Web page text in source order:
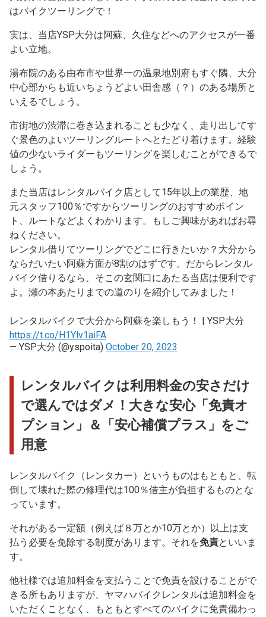
はバイクツーリングで！
実は、当店YSP大分は阿蘇、久住などへのアクセスが一番
よい立地。
湯布院のある由布市や世界一の温泉地別府もすぐ隣、大分
中心部からも近いちょうどよい田舎感（？）のある場所と
いえるでしょう。
市街地の渋滞に巻き込まれることも少なく、走り出してす
ぐ景色のよいツーリングルートへとたどり着けます。経験
値の少ないライダーもツーリングを楽しむことができるで
しょう。
また当店はレンタルバイク店として15年以上の業歴、地
元スタッフ100％ですからツーリングのおすすめポイン
ト、ルートなどよくわかります。もしご興味があればお尋
ねください。
レンタル借りてツーリングでどこに行きたいか？大分から
ならだいたい阿蘇方面が8割のはずです。だからレンタル
バイク借りるなら、そこの玄関口にあたる当店は便利です
よ。瀬の本あたりまでの道のりを紹介してみました！
レンタルバイクで大分から阿蘇を楽しもう！ | YSP大分
https://t.co/H1Ylv1aiFA
— YSP大分 (@yspoita) October 20, 2023
レンタルバイクは利用料金の安さだけ
で選んではダメ！大きな安心「免責オ
プション」＆「安心補償プラス」をご
用意
レンタルバイク（レンタカー）というものはもともと、転
倒して壊れた際の修理代は100％借主が負担するものとな
っています。
それがある一定額（例えば８万とか10万とか）以上は支
払う必要を免除する制度があります。それを免責といいま
す。
他社様では追加料金を支払うことで免責を設けることがで
きる所もありますが、ヤマハバイクレンタルは追加料金を
いただくことなく、もともとすべてのバイクに免責備わっ